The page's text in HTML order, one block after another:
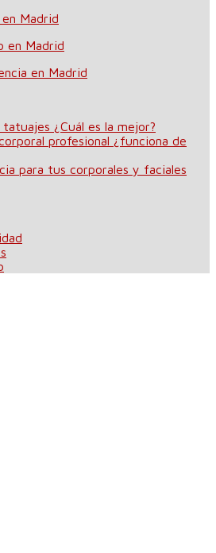
Madrid
en Madrid
en Madrid
¿Cuál es la mejor?
profesional ¿funciona de
para tus corporales y faciales